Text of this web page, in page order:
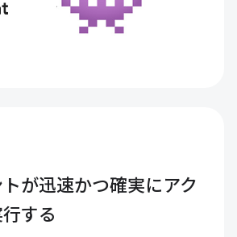
が迅速かつ確実にアク
する